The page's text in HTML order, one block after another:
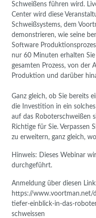
Schweißens führen wird.
Center wird diese
Schweißsystems, dem
demonstrieren, wie seine
Software
nur 60 Minuten erhalten
gesamten Prozess, von der
Produktion und darüber
Ganz gleich, ob Sie bereits
die Investition in ein
auf das Roboterschweißen
Richtige für Sie. Verpassen
zu erweitern, ganz gleich,
Hinweis: Dieses Webinar
durchgeführt.
Anmeldung über diesen
https://www.voortman.net/
tiefer-einblick-in-das-
schweissen